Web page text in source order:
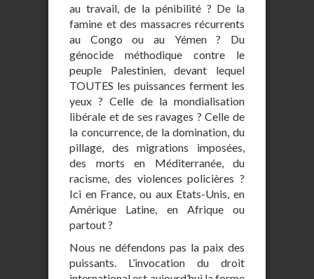
au travail, de la pénibilité ? De la
famine et des massacres récurrents
au Congo ou au Yémen ? Du
génocide méthodique contre le
peuple Palestinien, devant lequel
TOUTES les puissances ferment les
yeux ? Celle de la mondialisation
libérale et de ses ravages ? Celle de
la concurrence, de la domination, du
pillage, des migrations imposées,
des morts en Méditerranée, du
racisme, des violences policières ?
Ici en France, ou aux Etats-Unis, en
Amérique Latine, en Afrique ou
partout ?
Nous ne défendons pas la paix des
puissants. L’invocation du droit